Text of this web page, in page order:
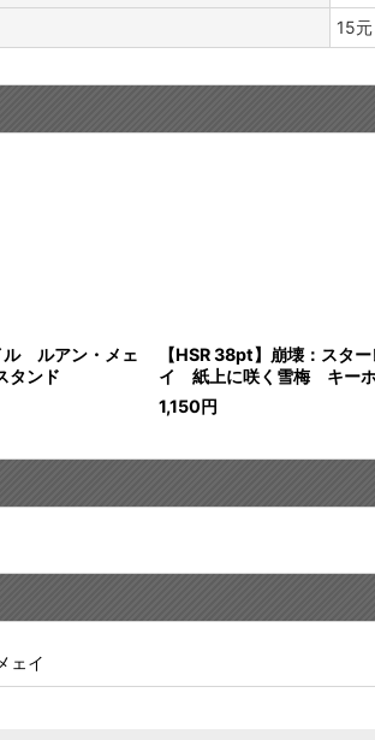
15元
ル ルアン・メェ
タンド
【HSR 38pt】崩壊：スタ
イ 紙上に咲く雪梅 キー
1,150円
ェイ